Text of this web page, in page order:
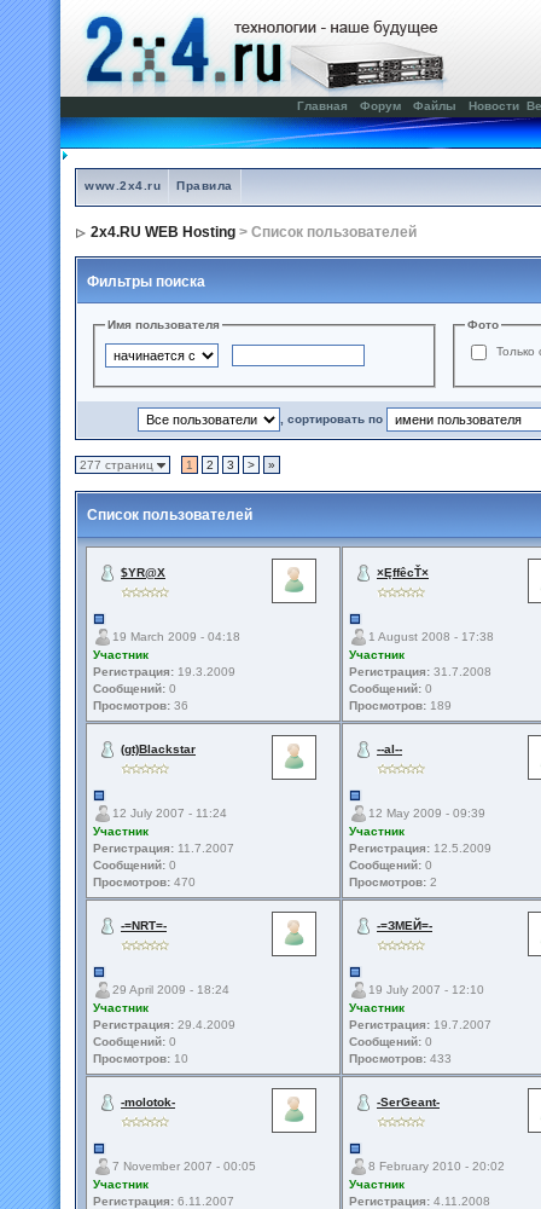
Главная Форум Файлы Новости
www.2x4.ru Правила
2x4.RU WEB Hosting > Список пользователей
Фильтры поиска
Имя пользователя
Фото
Только
, сортировать по
277 страниц 1 2 3 > »
Список пользователей
$YR@X
19 March 2009 - 04:18
Участник
Регистрация: 19.3.2009
Сообщений: 0
Просмотров: 36
×ĘffêcŤ×
1 August 2008 - 17:38
Участник
Регистрация: 31.7.2008
Сообщений: 0
Просмотров: 189
(gt)Blackstar
12 July 2007 - 11:24
Участник
Регистрация: 11.7.2007
Сообщений: 0
Просмотров: 470
--al--
12 May 2009 - 09:39
Участник
Регистрация: 12.5.2009
Сообщений: 0
Просмотров: 2
-=NRT=-
29 April 2009 - 18:24
Участник
Регистрация: 29.4.2009
Сообщений: 0
Просмотров: 10
-=ЗМЕЙ=-
19 July 2007 - 12:10
Участник
Регистрация: 19.7.2007
Сообщений: 0
Просмотров: 433
-molotok-
7 November 2007 - 00:05
Участник
Регистрация: 6.11.2007
-SerGeant-
8 February 2010 - 20:02
Участник
Регистрация: 4.11.2008